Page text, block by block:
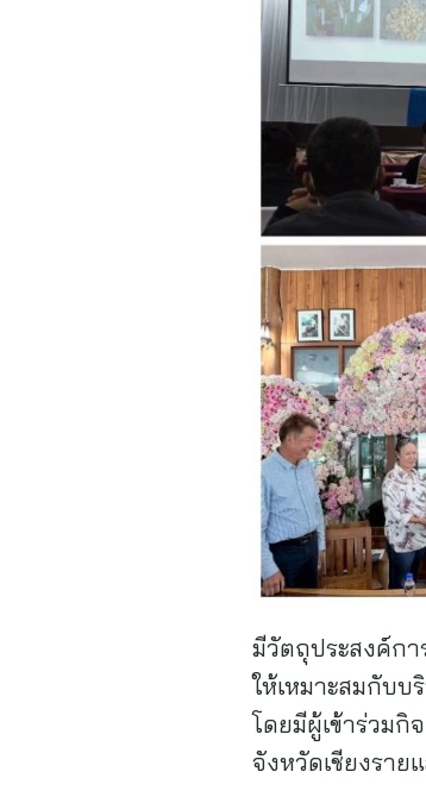
มีวัตถุประสงค์ก
ให้เหมาะสมกับ
โดยมีผู้เข้าร่วมกิ
จังหวัดเชียงราย